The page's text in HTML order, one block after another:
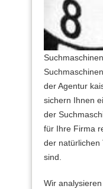
der Agentur
sichern Ihnen
der
für Ihre Firma
der natürlichen
sind.
Wir